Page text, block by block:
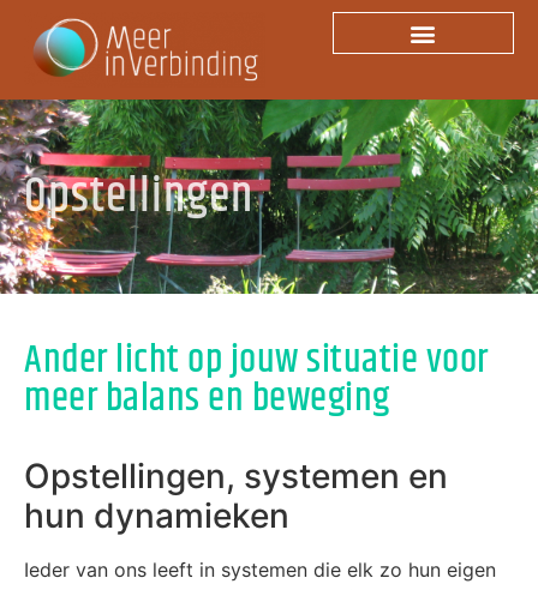
Opstellingen
Opstellingen
Ander licht op jouw situatie voor
meer balans en beweging
Opstellingen, systemen en
hun dynamieken
Ieder van ons leeft in systemen die elk zo hun eigen